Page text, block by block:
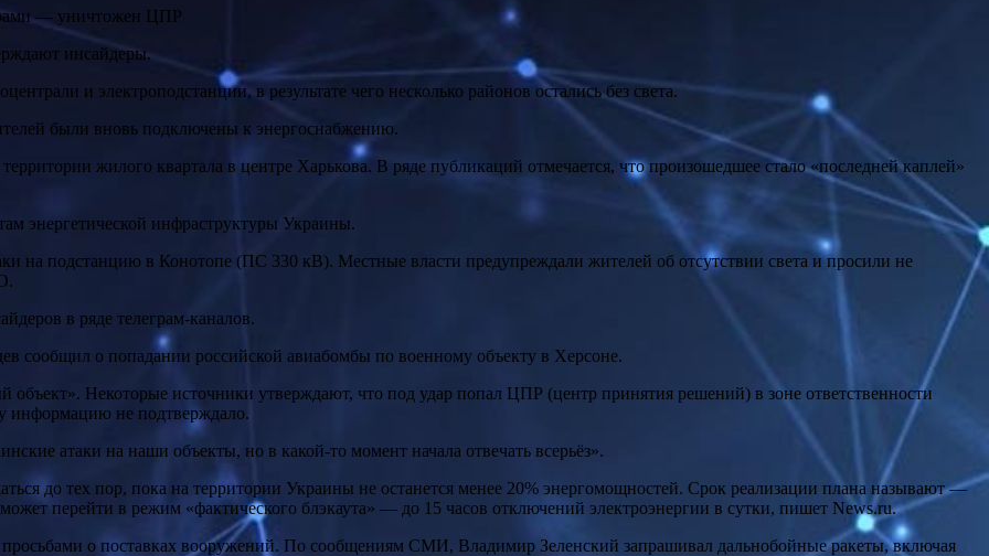
инсайдеры.
и электроподстанции, в результате чего несколько районов остались без света.
были вновь подключены к энергоснабжению.
жилого квартала в центре Харькова. В ряде публикаций отмечается, что произошедшее стало «последней каплей»
энергетической инфраструктуры Украины.
на подстанцию в Конотопе (ПС 330 кВ). Местные власти предупреждали жителей об отсутствии света и просили не
в ряде телеграм-каналов.
сообщил о попадании российской авиабомбы по военному объекту в Херсоне.
Некоторые источники утверждают, что под удар попал ЦПР (центр принятия решений) в зоне ответственности
информацию не подтверждало.
атаки на наши объекты, но в какой-то момент начала отвечать всерьёз».
до тех пор, пока на территории Украины не останется менее 20% энергомощностей. Срок реализации плана называют —
перейти в режим «фактического блэкаута» — до 15 часов отключений электроэнергии в сутки, пишет News.ru.
о поставках вооружений. По сообщениям СМИ, Владимир Зеленский запрашивал дальнобойные ракеты, включая